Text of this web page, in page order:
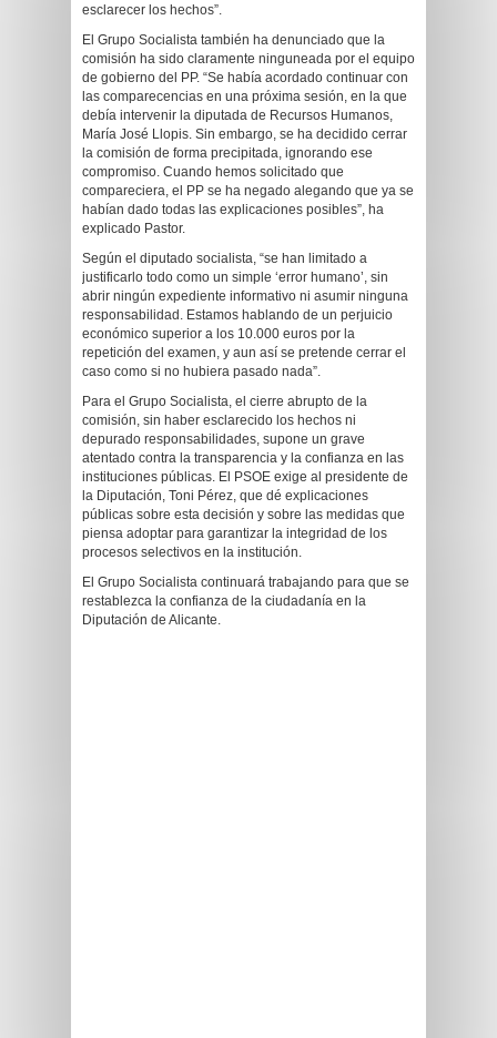
esclarecer los hechos”.
El Grupo Socialista también ha denunciado que la
comisión ha sido claramente ninguneada por el equipo
de gobierno del PP. “Se había acordado continuar con
las comparecencias en una próxima sesión, en la que
debía intervenir la diputada de Recursos Humanos,
María José Llopis. Sin embargo, se ha decidido cerrar
la comisión de forma precipitada, ignorando ese
compromiso. Cuando hemos solicitado que
compareciera, el PP se ha negado alegando que ya se
habían dado todas las explicaciones posibles”, ha
explicado Pastor.
Según el diputado socialista, “se han limitado a
justificarlo todo como un simple ‘error humano’, sin
abrir ningún expediente informativo ni asumir ninguna
responsabilidad. Estamos hablando de un perjuicio
económico superior a los 10.000 euros por la
repetición del examen, y aun así se pretende cerrar el
caso como si no hubiera pasado nada”.
Para el Grupo Socialista, el cierre abrupto de la
comisión, sin haber esclarecido los hechos ni
depurado responsabilidades, supone un grave
atentado contra la transparencia y la confianza en las
instituciones públicas. El PSOE exige al presidente de
la Diputación, Toni Pérez, que dé explicaciones
públicas sobre esta decisión y sobre las medidas que
piensa adoptar para garantizar la integridad de los
procesos selectivos en la institución.
El Grupo Socialista continuará trabajando para que se
restablezca la confianza de la ciudadanía en la
Diputación de Alicante.